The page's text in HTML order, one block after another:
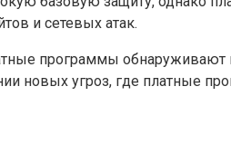
и сетевых атак.
программы
новых угроз, где платные